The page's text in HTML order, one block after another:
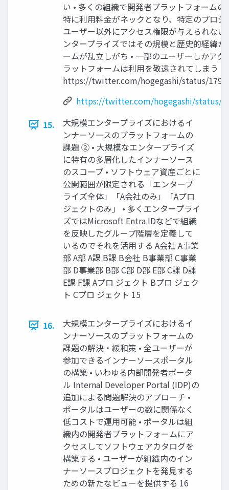
い • 多くの組織で開発者プラットフォーム
特に利用料金がネックとなり、特定のプロ
ユーザー以外にアクセス権限が与えられない
ンタープライズではその規模と歴史的経緯
ームが乱立しがち • 一部のユーザーしかア
ラットフォームは利用を敬遠されてしまう
https://twitter.com/hogegashi/status/
https://twitter.com/hogegashi/status/
15.
大規模エンタープライズにおけるイ
ンナーソースのプラットフォームの
課題 ② • 大規模なエンタープライズ
に特有の多層化したインナーソース
のスコープ • ソフトウェア資産ごとに
公開範囲が限定される「エンタープ
ライズ全体」「A会社のみ」「Aプロ
ジェクトのみ」 • 多くエンタープライ
ズではMicrosoft Entra IDなどで組織
を反映したグループ階層を定義して
いるのでそれを活用する A会社 A事業
部 A部 A課 B課 B会社 B事業部 C事業
部 D事業部 B部 C部 D部 E部 C課 D課
E課 F課 Aプロ ジェクト Bプロ ジェク
ト Cプロ ジェクト 15
16.
大規模エンタープライズにおけるイ
ンナーソースのプラットフォームの
課題の解決・緩和策 • 全ユーザーが
参加できるインナーソースポータル
の構築 • いわゆる内部開発者ポータ
ル Internal Developer Portal (IDP)の
追加による問題解決のアプローチ •
ポータルはユーザーの数に関係なく
低コストで運用可能 • ポータルは組
織内の開発者プラットフォームにア
クセスしてソフトウェアカタログを
構築する • ユーザーが組織内のイン
ナーソースプロジェクトを発見する
ための新たなビューを提供する 16